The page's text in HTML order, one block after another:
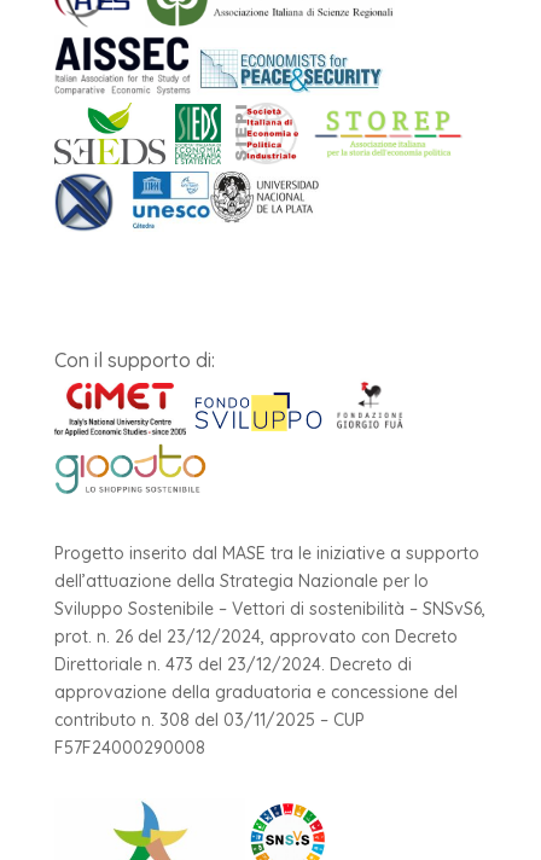
Con il supporto di:
Progetto inserito dal MASE tra le iniziative a supporto
dell’attuazione della Strategia Nazionale per lo
Sviluppo Sostenibile – Vettori di sostenibilità – SNSvS6,
prot. n. 26 del 23/12/2024, approvato con Decreto
Direttoriale n. 473 del 23/12/2024. Decreto di
approvazione della graduatoria e concessione del
contributo n. 308 del 03/11/2025 – CUP
F57F24000290008